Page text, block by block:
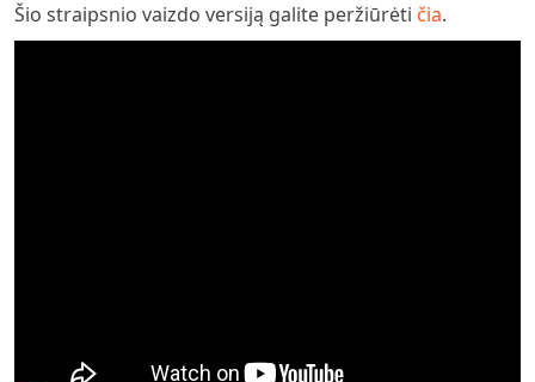
Šio straipsnio vaizdo versiją galite peržiūrėti čia.